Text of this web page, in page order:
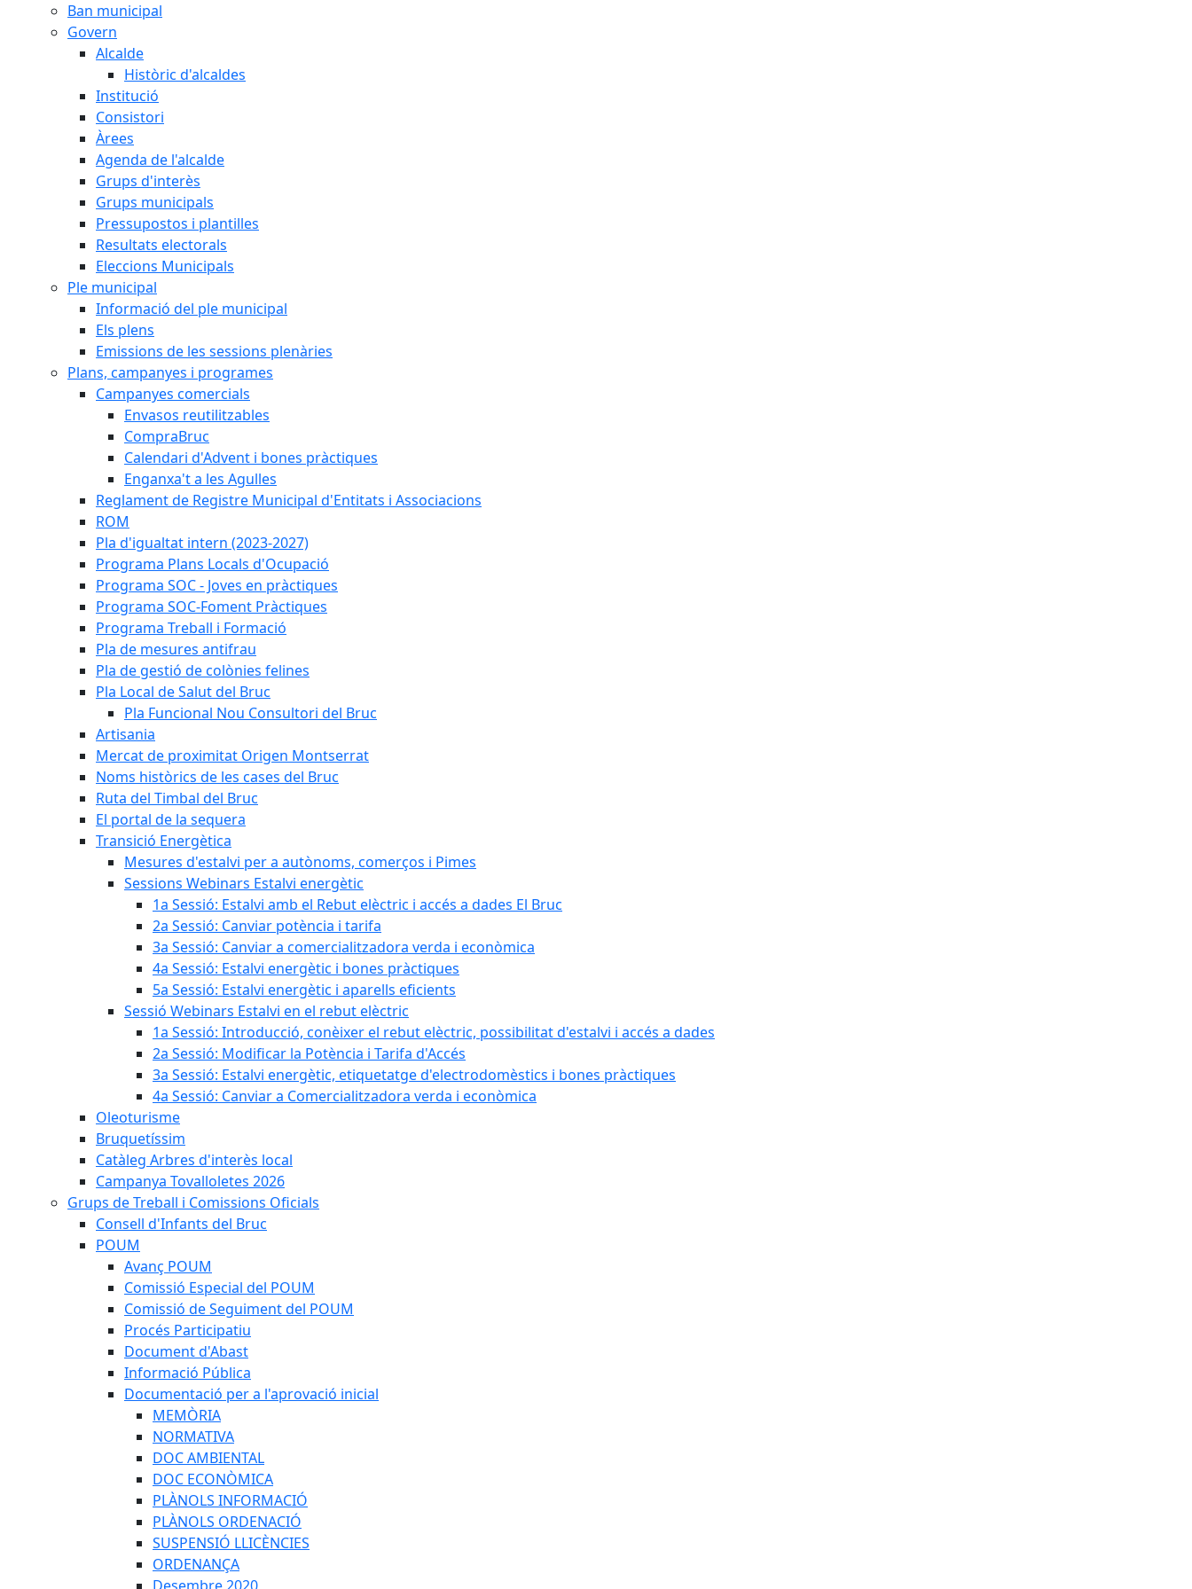
Ban municipal
Govern
Alcalde
Històric d'alcaldes
Institució
Consistori
Àrees
Agenda de l'alcalde
Grups d'interès
Grups municipals
Pressupostos i plantilles
Resultats electorals
Eleccions Municipals
Ple municipal
Informació del ple municipal
Els plens
Emissions de les sessions plenàries
Plans, campanyes i programes
Campanyes comercials
Envasos reutilitzables
CompraBruc
Calendari d'Advent i bones pràctiques
Enganxa't a les Agulles
Reglament de Registre Municipal d'Entitats i Associacions
ROM
Pla d'igualtat intern (2023-2027)
Programa Plans Locals d'Ocupació
Programa SOC - Joves en pràctiques
Programa SOC-Foment Pràctiques
Programa Treball i Formació
Pla de mesures antifrau
Pla de gestió de colònies felines
Pla Local de Salut del Bruc
Pla Funcional Nou Consultori del Bruc
Artisania
Mercat de proximitat Origen Montserrat
Noms històrics de les cases del Bruc
Ruta del Timbal del Bruc
El portal de la sequera
Transició Energètica
Mesures d'estalvi per a autònoms, comerços i Pimes
Sessions Webinars Estalvi energètic
1a Sessió: Estalvi amb el Rebut elèctric i accés a dades El Bruc
2a Sessió: Canviar potència i tarifa
3a Sessió: Canviar a comercialitzadora verda i econòmica
4a Sessió: Estalvi energètic i bones pràctiques
5a Sessió: Estalvi energètic i aparells eficients
Sessió Webinars Estalvi en el rebut elèctric
1a Sessió: Introducció, conèixer el rebut elèctric, possibilitat d'estalvi i accés a dades
2a Sessió: Modificar la Potència i Tarifa d'Accés
3a Sessió: Estalvi energètic, etiquetatge d'electrodomèstics i bones pràctiques
4a Sessió: Canviar a Comercialitzadora verda i econòmica
Oleoturisme
Bruquetíssim
Catàleg Arbres d'interès local
Campanya Tovalloletes 2026
Grups de Treball i Comissions Oficials
Consell d'Infants del Bruc
POUM
Avanç POUM
Comissió Especial del POUM
Comissió de Seguiment del POUM
Procés Participatiu
Document d'Abast
Informació Pública
Documentació per a l'aprovació inicial
MEMÒRIA
NORMATIVA
DOC AMBIENTAL
DOC ECONÒMICA
PLÀNOLS INFORMACIÓ
PLÀNOLS ORDENACIÓ
SUSPENSIÓ LLICÈNCIES
ORDENANÇA